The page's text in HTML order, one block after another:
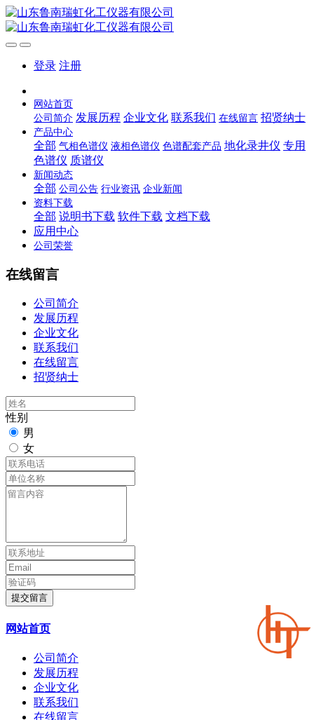
登录 注册
网站首页
公司简介 发展历程 企业文化 联系我们 在线留言 招贤纳士
产品中心
全部 气相色谱仪 液相色谱仪 色谱配套产品 地化录井仪 专用
色谱仪 质谱仪
新闻动态
全部 公司公告 行业资讯 企业新闻
资料下载
全部 说明书下载 软件下载 文档下载
应用中心
公司荣誉
在线留言
公司简介
发展历程
企业文化
联系我们
在线留言
招贤纳士
性别
男
女
提交留言
网站首页
公司简介
发展历程
企业文化
联系我们
在线留言